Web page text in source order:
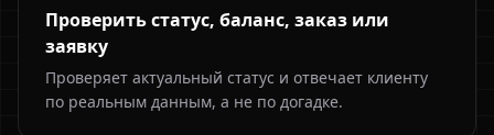
Проверить статус, баланс, заказ или
заявку
Проверяет актуальный статус и отвечает клиенту
по реальным данным, а не по догадке.